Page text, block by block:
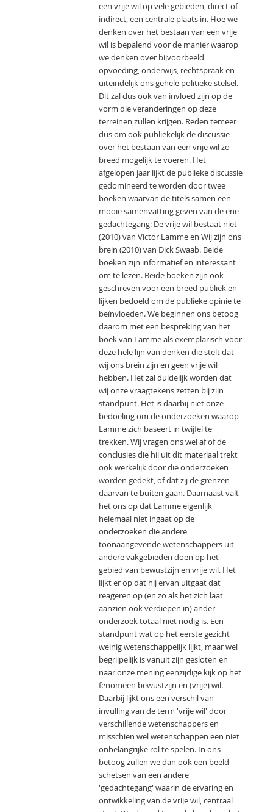
een vrije wil op vele gebieden, direct of
indirect, een centrale plaats in. Hoe we
denken over het bestaan van een vrije
wil is bepalend voor de manier waarop
we denken over bijvoorbeeld
opvoeding, onderwijs, rechtspraak en
uiteindelijk ons gehele politieke stelsel.
Dit zal dus ook van invloed zijn op de
vorm die veranderingen op deze
terreinen zullen krijgen. Reden temeer
dus om ook publiekelijk de discussie
over het bestaan van een vrije wil zo
breed mogelijk te voeren. Het
afgelopen jaar lijkt de publieke discussie
gedomineerd te worden door twee
boeken waarvan de titels samen een
mooie samenvatting geven van de ene
gedachtegang: De vrije wil bestaat niet
(2010) van Victor Lamme en Wij zijn ons
brein (2010) van Dick Swaab. Beide
boeken zijn informatief en interessant
om te lezen. Beide boeken zijn ook
geschreven voor een breed publiek en
lijken bedoeld om de publieke opinie te
beïnvloeden. We beginnen ons betoog
daarom met een bespreking van het
boek van Lamme als exemplarisch voor
deze hele lijn van denken die stelt dat
wij ons brein zijn en geen vrije wil
hebben. Het zal duidelijk worden dat
wij onze vraagtekens zetten bij zijn
standpunt. Het is daarbij niet onze
bedoeling om de onderzoeken waarop
Lamme zich baseert in twijfel te
trekken. Wij vragen ons wel af of de
conclusies die hij uit dit materiaal trekt
ook werkelijk door die onderzoeken
worden gedekt, of dat zij de grenzen
daarvan te buiten gaan. Daarnaast valt
het ons op dat Lamme eigenlijk
helemaal niet ingaat op de
onderzoeken die andere
toonaangevende wetenschappers uit
andere vakgebieden doen op het
gebied van bewustzijn en vrije wil. Het
lijkt er op dat hij ervan uitgaat dat
reageren op (en zo als het zich laat
aanzien ook verdiepen in) ander
onderzoek totaal niet nodig is. Een
standpunt wat op het eerste gezicht
weinig wetenschappelijk lijkt, maar wel
begrijpelijk is vanuit zijn gesloten en
naar onze mening eenzijdige kijk op het
fenomeen bewustzijn en (vrije) wil.
Daarbij lijkt ons een verschil van
invulling van de term 'vrije wil' door
verschillende wetenschappers en
misschien wel wetenschappen een niet
onbelangrijke rol te spelen. In ons
betoog zullen we dan ook een beeld
schetsen van een andere
'gedachtegang' waarin de ervaring en
ontwikkeling van de vrije wil, centraal